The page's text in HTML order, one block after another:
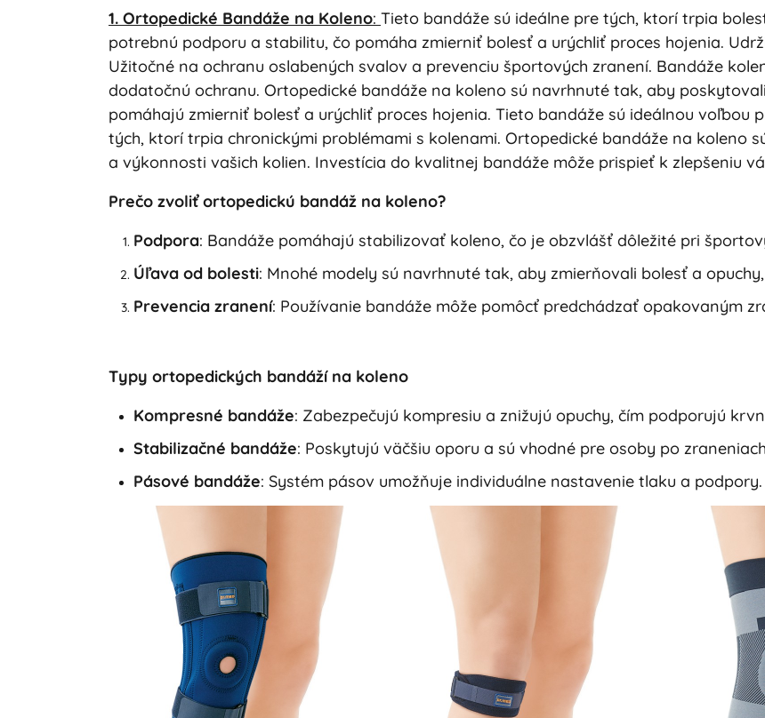
1. Ortopedické Bandáže na Koleno: Tieto bandáže sú ideálne pre tých, ktorí trpia
potrebnú podporu a stabilitu, čo pomáha zmierniť bolesť a urýchliť proces hojenia.
Užitočné na ochranu oslabených svalov a prevenciu športových zranení. Bandáže
dodatočnú ochranu. Ortopedické bandáže na koleno sú navrhnuté tak, aby
pomáhajú zmierniť bolesť a urýchliť proces hojenia. Tieto bandáže sú ideálnou voľbou
tých, ktorí trpia chronickými problémami s kolenami. Ortopedické bandáže na koleno
a výkonnosti vašich kolien. Investícia do kvalitnej bandáže môže prispieť k zlepšeniu
Prečo zvoliť ortopedickú bandáž na koleno?
Podpora: Bandáže pomáhajú stabilizovať koleno, čo je obzvlášť dôležité pri
Úľava od bolesti: Mnohé modely sú navrhnuté tak, aby zmierňovali bolesť a
Prevencia zranení: Používanie bandáže môže pomôcť predchádzať opakovaným
Typy ortopedických bandáží na koleno
Kompresné bandáže: Zabezpečujú kompresiu a znižujú opuchy, čím podporujú
Stabilizačné bandáže: Poskytujú väčšiu oporu a sú vhodné pre osoby po
Pásové bandáže: Systém pásov umožňuje individuálne nastavenie tlaku a podpory.